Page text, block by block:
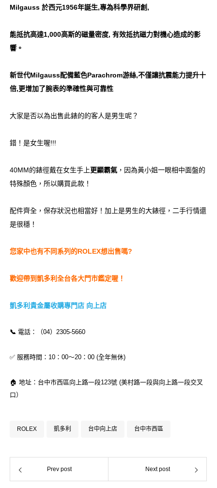
Milgauss 於西元1956年誕生,專為科學界研創,
能抵抗高達1,000高斯的磁量密度, 有效抵抗磁力對機心造成的影
響。
新世代Milgauss配備藍色Parachrom游絲,不僅讓抗震能力提升十
倍,更增加了腕表的準確性與可靠性
大家是否以為出售此錶的的客人是男生呢？
錯！是女生喔!!!
40MM的錶徑戴在女生手上更顯霸氣 ，因為黃小姐一眼相中面盤的
特殊顏色，所以購買此款！
配件齊全，保存狀況也相當好！加上是男生的大錶徑，二手行情還
是很穩！
您家中也有不同系列的ROLEX想出售嗎?
歡迎帶到凱多利全台各大門市鑑定喔！
凱多利貴金屬收購專門店 向上店
📞 電話：（04）2305-5660
✅ 服務時間：10：00～20：00 (全年無休)
🏠 地址：台中市西區向上路一段123號 (美村路一段與向上路一段交叉
口）
ROLEX 凱多利 台中向上店 台中市西區
Prev post Next post